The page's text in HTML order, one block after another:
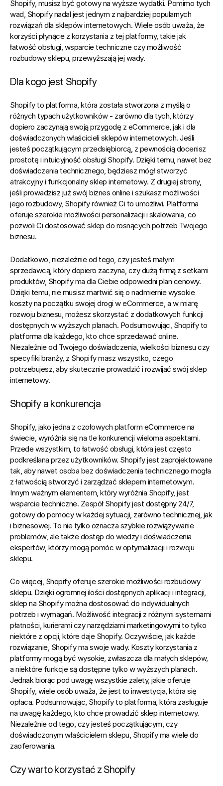
Shopify, musisz być gotowy na wyższe wydatki. Pomimo tych
wad, Shopify nadal jest jednym z najbardziej popularnych
rozwiązań dla sklepów internetowych. Wiele osób uważa, że
korzyści płynące z korzystania z tej platformy, takie jak
łatwość obsługi, wsparcie techniczne czy możliwość
rozbudowy sklepu, przewyższają jej wady.
Dla kogo jest Shopify
Shopify to platforma, która została stworzona z myślą o
różnych typach użytkowników - zarówno dla tych, którzy
dopiero zaczynają swoją przygodę z eCommerce, jak i dla
doświadczonych właścicieli sklepów internetowych. Jeśli
jesteś początkującym przedsiębiorcą, z pewnością docenisz
prostotę i intuicyjność obsługi Shopify. Dzięki temu, nawet bez
doświadczenia technicznego, będziesz mógł stworzyć
atrakcyjny i funkcjonalny sklep internetowy. Z drugiej strony,
jeśli prowadzisz już swój biznes online i szukasz możliwości
jego rozbudowy, Shopify również Ci to umożliwi. Platforma
oferuje szerokie możliwości personalizacji i skalowania, co
pozwoli Ci dostosować sklep do rosnących potrzeb Twojego
biznesu.
Dodatkowo, niezależnie od tego, czy jesteś małym
sprzedawcą, który dopiero zaczyna, czy dużą firmą z setkami
produktów, Shopify ma dla Ciebie odpowiedni plan cenowy.
Dzięki temu, nie musisz martwić się o nadmiernie wysokie
koszty na początku swojej drogi w eCommerce, a w miarę
rozwoju biznesu, możesz skorzystać z dodatkowych funkcji
dostępnych w wyższych planach. Podsumowując, Shopify to
platforma dla każdego, kto chce sprzedawać online.
Niezależnie od Twojego doświadczenia, wielkości biznesu czy
specyfiki branży, z Shopify masz wszystko, czego
potrzebujesz, aby skutecznie prowadzić i rozwijać swój sklep
internetowy.
Shopify a konkurencja
Shopify, jako jedna z czołowych platform eCommerce na
świecie, wyróżnia się na tle konkurencji wieloma aspektami.
Przede wszystkim, to łatwość obsługi, która jest często
podkreślana przez użytkowników. Shopify jest zaprojektowane
tak, aby nawet osoba bez doświadczenia technicznego mogła
z łatwością stworzyć i zarządzać sklepem internetowym.
Innym ważnym elementem, który wyróżnia Shopify, jest
wsparcie techniczne. Zespół Shopify jest dostępny 24/7,
gotowy do pomocy w każdej sytuacji, zarówno technicznej, jak
i biznesowej. To nie tylko oznacza szybkie rozwiązywanie
problemów, ale także dostęp do wiedzy i doświadczenia
ekspertów, którzy mogą pomóc w optymalizacji i rozwoju
sklepu.
Co więcej, Shopify oferuje szerokie możliwości rozbudowy
sklepu. Dzięki ogromnej ilości dostępnych aplikacji i integracji,
sklep na Shopify można dostosować do indywidualnych
potrzeb i wymagań. Możliwość integracji z różnymi systemami
płatności, kurierami czy narzędziami marketingowymi to tylko
niektóre z opcji, które daje Shopify. Oczywiście, jak każde
rozwiązanie, Shopify ma swoje wady. Koszty korzystania z
platformy mogą być wysokie, zwłaszcza dla małych sklepów,
a niektóre funkcje są dostępne tylko w wyższych planach.
Jednak biorąc pod uwagę wszystkie zalety, jakie oferuje
Shopify, wiele osób uważa, że jest to inwestycja, która się
opłaca. Podsumowując, Shopify to platforma, która zasługuje
na uwagę każdego, kto chce prowadzić sklep internetowy.
Niezależnie od tego, czy jesteś początkującym, czy
doświadczonym właścicielem sklepu, Shopify ma wiele do
zaoferowania.
Czy warto korzystać z Shopify